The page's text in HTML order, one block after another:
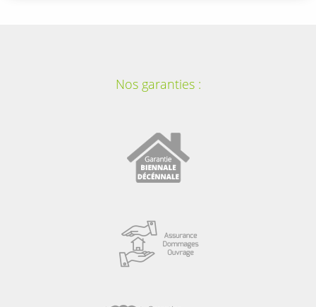
Nos garanties :